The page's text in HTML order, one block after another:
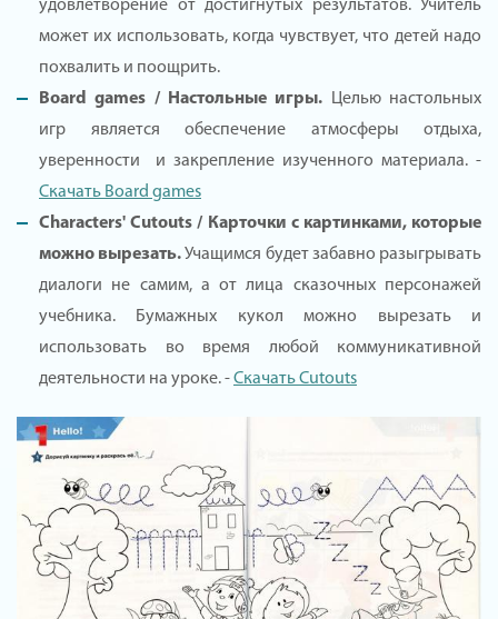
удовлетворение от достигнутых результатов. Учитель
может их использовать, когда чувствует, что детей надо
похвалить и поощрить.
Board games / Настольные игры.
Целью настольных
игр является обеспечение атмосферы отдыха,
уверенности и закрепление изученного материала. -
Скачать Board games
Characters' Cutouts / Карточки с картинками, которые
можно вырезать.Учащимся будет забавно разыгрывать
диалоги не самим, а от лица сказочных персонажей
учебника. Бумажных кукол можно вырезать и
использовать во время любой коммуникативной
деятельности на уроке. -Скачать Cutouts